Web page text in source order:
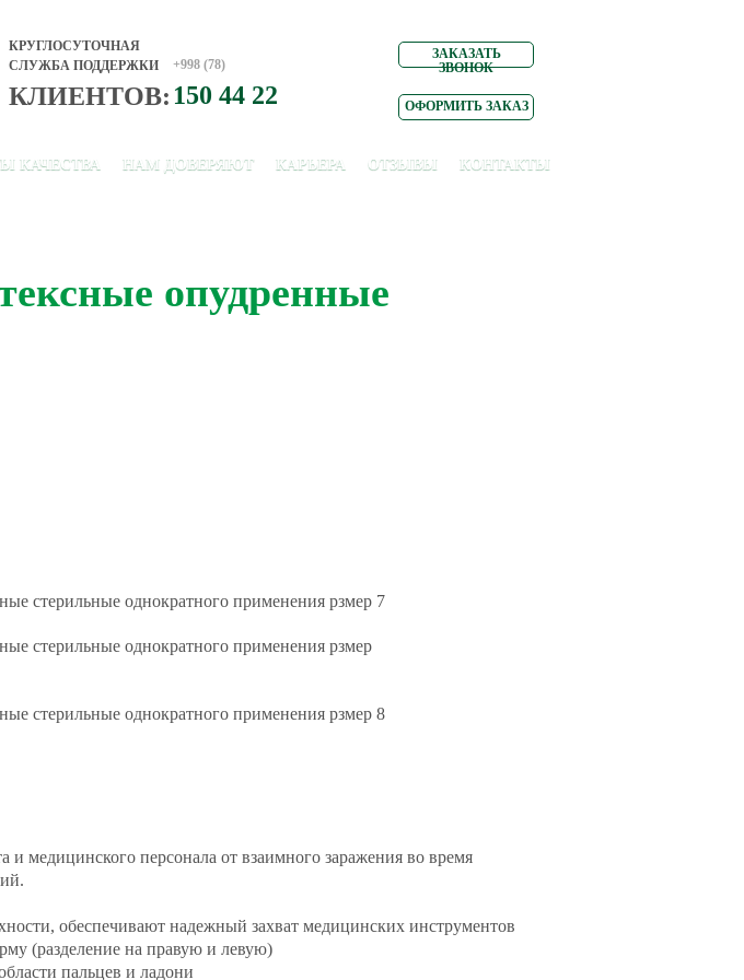
КРУГЛОСУТОЧНАЯ
СЛУЖБА ПОДДЕРЖКИ
КЛИЕНТОВ:
+998 (78)
150 44 22
ЗАКАЗАТЬ
ЗВОНОК
ОФОРМИТЬ ЗАКАЗ
КАЧЕСТВА НАМ ДОВЕРЯЮТ КАРЬЕРА ОТЗЫВЫ КОНТАКТЫ
опудренные
стерильные однократного применения рзмер 7
стерильные однократного применения рзмер
стерильные однократного применения рзмер 8
и медицинского персонала от взаимного заражения во время
обеспечивают надежный захват медицинских инструментов
(разделение на правую и левую)
пальцев и ладони